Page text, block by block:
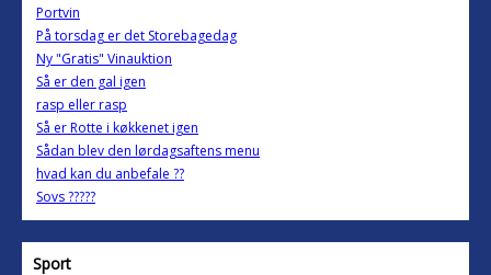
Portvin
På torsdag er det Storebagedag
Ny "Gratis" Vinauktion
Så er den gal igen
rasp eller rasp
Så er Rotte i køkkenet igen
Sådan blev den lørdagsaftens menu
hvad kan du anbefale ??
Sovs ?????
Sport